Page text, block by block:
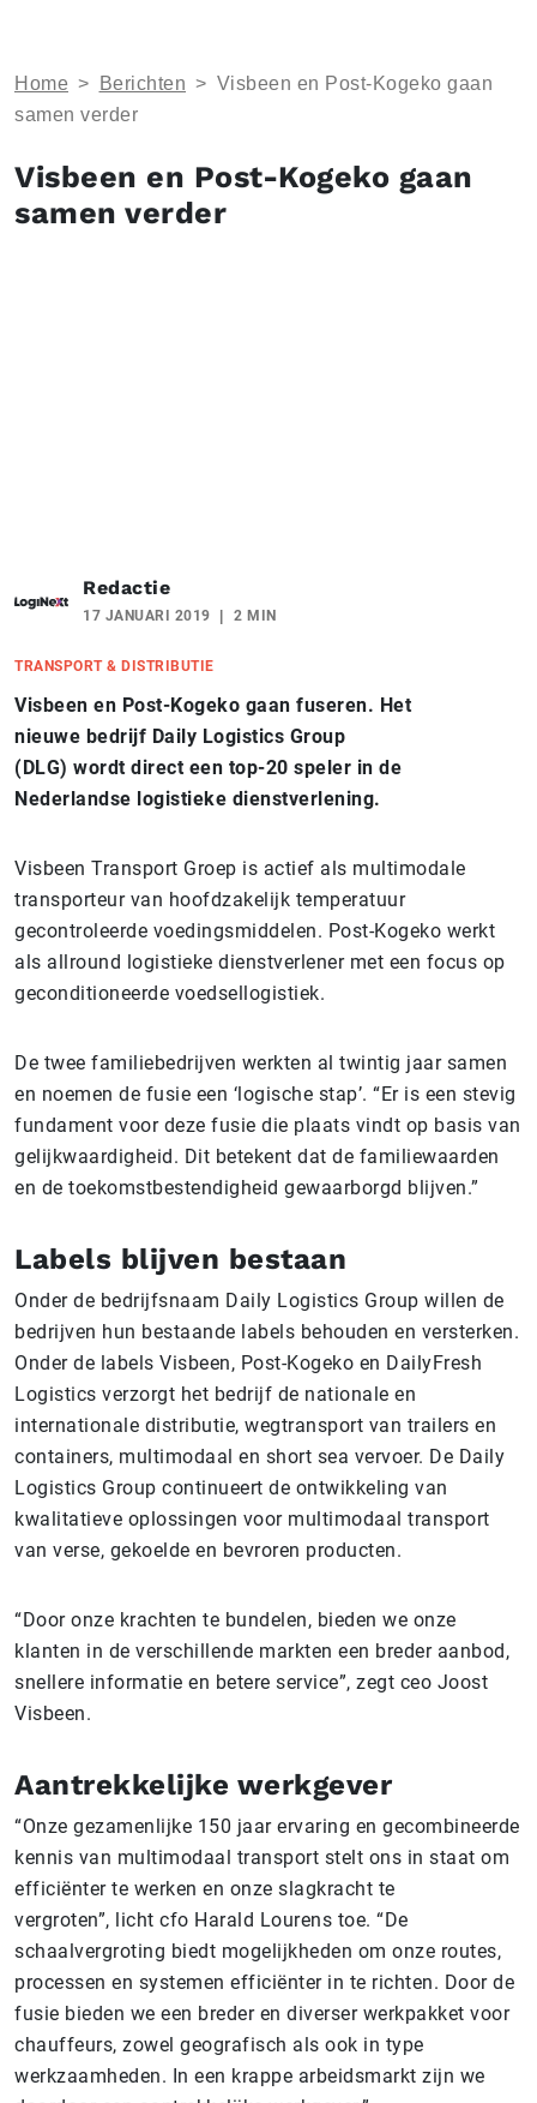
Home > Berichten > Visbeen en Post-Kogeko gaan
samen verder
Visbeen en Post-Kogeko gaan
samen verder
Redactie
17 JANUARI 2019 2 MIN
TRANSPORT & DISTRIBUTIE
Visbeen en Post-Kogeko gaan fuseren. Het
nieuwe bedrijf Daily Logistics Group
(DLG) wordt direct een top-20 speler in de
Nederlandse logistieke dienstverlening.
Visbeen Transport Groep is actief als multimodale
transporteur van hoofdzakelijk temperatuur
gecontroleerde voedingsmiddelen. Post-Kogeko werkt
als allround logistieke dienstverlener met een focus op
geconditioneerde voedsellogistiek.
De twee familiebedrijven werkten al twintig jaar samen
en noemen de fusie een ‘logische stap’. “Er is een stevig
fundament voor deze fusie die plaats vindt op basis van
gelijkwaardigheid. Dit betekent dat de familiewaarden
en de toekomstbestendigheid gewaarborgd blijven.”
Labels blijven bestaan
Onder de bedrijfsnaam Daily Logistics Group willen de
bedrijven hun bestaande labels behouden en versterken.
Onder de labels Visbeen, Post-Kogeko en DailyFresh
Logistics verzorgt het bedrijf de nationale en
internationale distributie, wegtransport van trailers en
containers, multimodaal en short sea vervoer. De Daily
Logistics Group continueert de ontwikkeling van
kwalitatieve oplossingen voor multimodaal transport
van verse, gekoelde en bevroren producten.
“Door onze krachten te bundelen, bieden we onze
klanten in de verschillende markten een breder aanbod,
snellere informatie en betere service”, zegt ceo Joost
Visbeen.
Aantrekkelijke werkgever
“Onze gezamenlijke 150 jaar ervaring en gecombineerde
kennis van multimodaal transport stelt ons in staat om
efficiënter te werken en onze slagkracht te
vergroten”, licht cfo Harald Lourens toe. “De
schaalvergroting biedt mogelijkheden om onze routes,
processen en systemen efficiënter in te richten. Door de
fusie bieden we een breder en diverser werkpakket voor
chauffeurs, zowel geografisch als ook in type
werkzaamheden. In een krappe arbeidsmarkt zijn we